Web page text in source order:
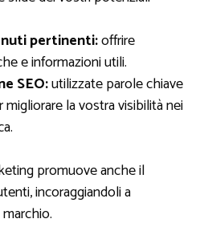
pertinenti:offrire
e informazioni utili.
SEO:utilizzate parole chiave
la vostra visibilità nei
promuove anche il
incoraggiandoli a